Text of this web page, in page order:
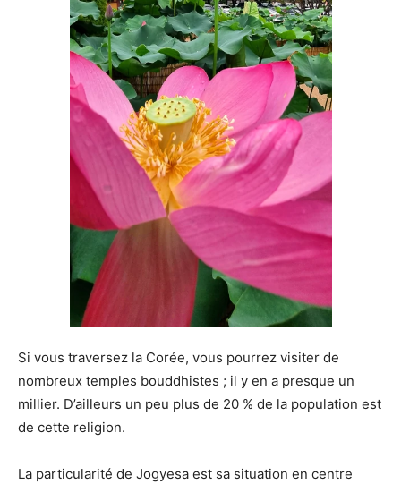
Si vous traversez la Corée, vous pourrez visiter de
nombreux temples bouddhistes ; il y en a presque un
millier. D’ailleurs un peu plus de 20 % de la population est
de cette religion.
La particularité de Jogyesa est sa situation en centre